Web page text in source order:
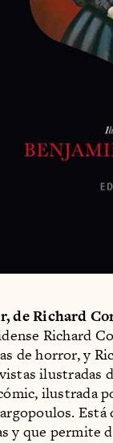
de Richard
Richard
de horror, y
ilustradas
ilustrada
Está
y que permite